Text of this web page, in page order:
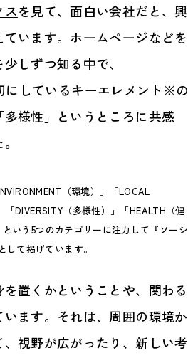
スを見て、面白い会社だと、興
います。ホームページなどを
しずつ知る中で、
にしているキーエレメント※の
様性」というところに共感
（環境）」「LOCAL
DIVERSITY（多様性）」「HEALTH（健
いう5つのカテゴリーに注力して『ソーシ
して掲げています。
置くかということや、関わる
ます。それは、周囲の環境か
視野が広がったり、新しい考